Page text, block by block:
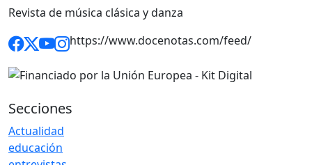
Revista de música clásica y danza
https://www.docenotas.com/feed/
Secciones
Actualidad
educación